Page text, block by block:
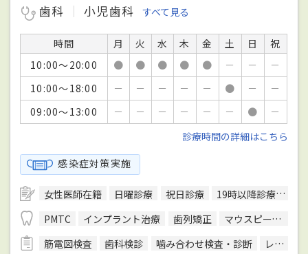
歯科
小児歯科 すべて見る
時間 月 火 水 木 金 土 日
祝
10:00～20:00
● ● ● ● ● － －
－
10:00～18:00
－ － － － － ● －
－
09:00～13:00
－ － － － － － ●
－
診療時間の詳細はこちら
感染症対策実施
女性医師在籍 日曜診療 祝日診療 19時以降診療可
PMTC
インプラント治療 歯列矯正
マウスピース型装置を用いた矯正
筋電図検査
歯科検診 噛み合わせ検査・診断 レントゲン検査